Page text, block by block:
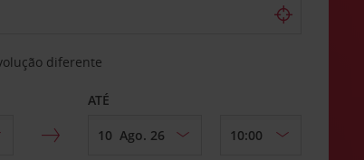
diferente
ATÉ